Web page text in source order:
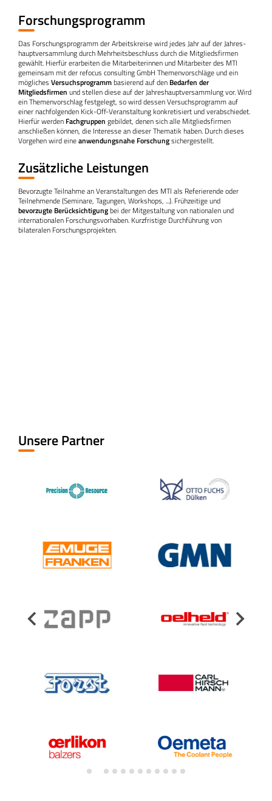
Forschungsprogramm
Das Forschungsprogramm der Arbeitskreise wird jedes Jahr auf der Jahres­
haupt­versammlung durch Mehrheits­beschluss durch die Mitgliedsfirmen
gewählt. Hierfür erarbeiten die Mitarbeiterinnen und Mitarbeiter des MTI
gemeinsam mit der refocus consulting GmbH Themenvorschläge und ein
mögliches Versuchs­programmbasierend auf den Bedarfen der
Mitgliedsfirmen und stellen diese auf der Jahres­haupt­versammlung vor. Wird
ein Themenvorschlag festgelegt, so wird dessen Versuchsprogramm auf
einer nachfolgenden Kick-Off-Veranstaltung konkretisiert und verabschiedet.
Hierfür werden Fachgruppen gebildet, denen sich alle Mitgliedsfirmen
anschließen können, die Interesse an dieser Thematik haben. Durch dieses
Vorgehen wird eineanwendungsnahe Forschungsichergestellt.
Zusätzliche Leistungen
Bevorzugte Teilnahme an Veranstaltungen des MTI als Referierende oder
Teilnehmende (Seminare, Tagungen, Workshops, ...). Frühzeitige und
bevorzugte Berück­sichtigungbei der Mit­gestaltung von nationalen und
internationalen For­schungs­vorhaben. Kurzfristige Durch­führung von
bilateralen Forschungs­projekten.
Unsere Partner